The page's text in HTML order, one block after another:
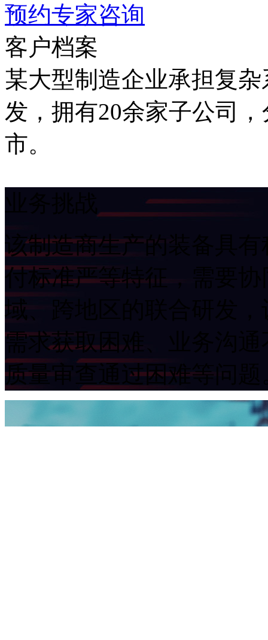
预约专家咨询
客户档案
某大型制造企业承担复
发，拥有20余家子公司
市。
该制造商生产的装备具有科
付标准严等特征，需
域、跨地区的联合研发
需求获取困难、业务沟通
质量审查通过困难等问题